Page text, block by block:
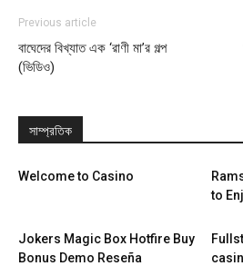
Previous article
বাঘেদের বিখ্যাত এক ‘রাণী মা’র গল্প
(ভিডিও)
সাম্প্রতিক
Welcome to Casino
to
Jokers Magic Box Hotfire Buy
Bonus Demo Reseña